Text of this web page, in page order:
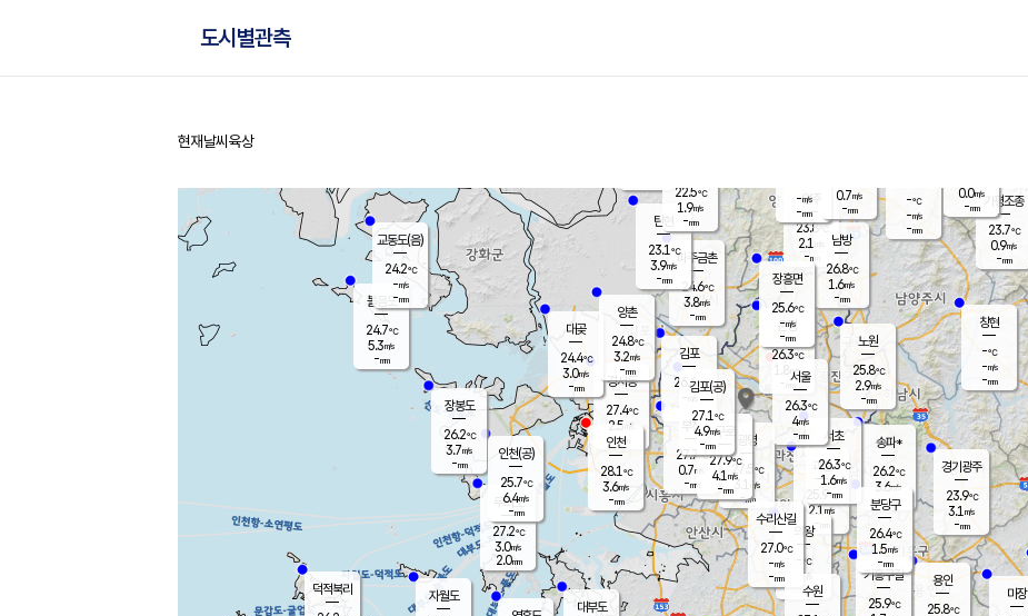
도시별관측
홈
현재날씨 육상
무의도
27.2℃
3.0m/s
2.0mm
볼음도
24.7℃
5.3m/s
-mm
자월도
양주
23.8℃
2.1
-mm
과천
25.9℃
2.1m/s
- mm
장봉도
26.2℃
3.7m/s
-mm
용인
25.8℃
경기광주
23.9℃
3.1 m/s
-mm
대부도
경서동
27.4℃
2.5 m/s
-mm
파주금촌
24.6℃
3.8m/s
-mm
가평조종
23.7℃
0.9m/s
-mm
-℃
-m/s
-mm
대곶
24.4℃
3.0m/s
-mm
창현
-℃
-m/s
-mm
탄현
23.1℃
3.9m/s
-mm
0.0m/s
-mm
마장
의왕
- ℃
m/s
mm
김포
26.6℃
-m/s
mm
광명
27.5 ℃
3.1 m/s
-mm
부천
27.7℃
0.7m/s
-mm
양촌
24.8℃
3.2m/s
-mm
구로
27.9℃
4.1 m/s
-mm
은평
26.3℃
1.8 m/s
- mm
노원
25.8℃
2.9m/s
-mm
송파*
26.2℃
3.6m/s
-mm
서초
26.3℃
1.6m/s
-mm
남방
26.8℃
1.6m/s
-mm
기흥구갈
25.9℃
수리산길
27.0℃
-m/s
-mm
분당구
26.4℃
1.5m/s
-mm
장흥면
25.6℃
-m/s
-mm
-m/s
-mm
덕적북리
인천(공)
25.7℃
6.4m/s
-mm
김포(공)
27.1℃
4.9m/s
-mm
교동도(음)
24.2℃
-m/s
-mm
수원
인천
28.1℃
3.6m/s
-mm
서울
26.3℃
4m/s
-mm
22.5℃
1.9m/s
-mm
0.7m/s
-mm